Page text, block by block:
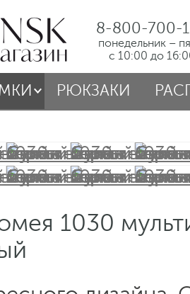
8-800-700-
понедельник –
с 10:00 до
РЮКЗАКИ
1030